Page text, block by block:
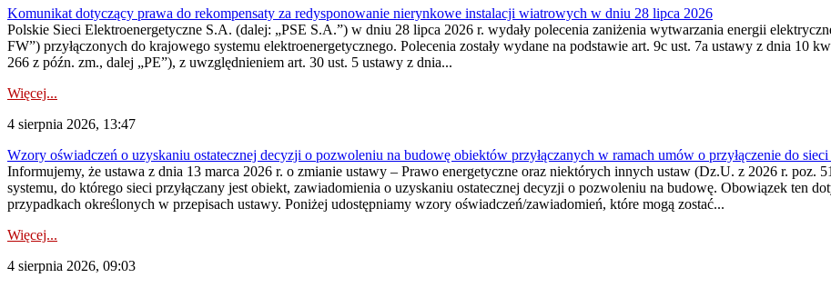
Komunikat dotyczący prawa do rekompensaty za redysponowanie nierynkowe instalacji wiatrowych w dniu 28 lipca 2026
Polskie Sieci Elektroenergetyczne S.A. (dalej: „PSE S.A.”) w dniu 28 lipca 2026 r. wydały polecenia zaniżenia wytwarzania energii
FW”) przyłączonych do krajowego systemu elektroenergetycznego. Polecenia zostały wydane na podstawie art. 9c ust. 7a ustawy z dnia 10
266 z późn. zm., dalej „PE”), z uwzględnieniem art. 30 ust. 5 ustawy z dnia...
Więcej...
4 sierpnia 2026, 13:47
Wzory oświadczeń o uzyskaniu ostatecznej decyzji o pozwoleniu na budowę obiektów przyłączanych w ramach umów o przyłączenie do sieci
Informujemy, że ustawa z dnia 13 marca 2026 r. o zmianie ustawy – Prawo energetyczne oraz niektórych innych ustaw (Dz.U. z 2026 r. poz.
systemu, do którego sieci przyłączany jest obiekt, zawiadomienia o uzyskaniu ostatecznej decyzji o pozwoleniu na budowę. Obowiązek ten
przypadkach określonych w przepisach ustawy. Poniżej udostępniamy wzory oświadczeń/zawiadomień, które mogą zostać...
Więcej...
4 sierpnia 2026, 09:03